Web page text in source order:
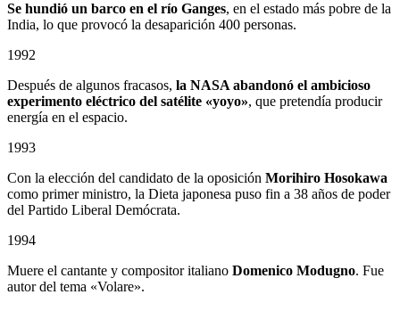
Se hundió un barco en el río Ganges, en el estado más pobre de la
India, lo que provocó la desaparición 400 personas.
1992
Después de algunos fracasos, la NASA abandonó el ambicioso
experimento eléctrico del satélite «yoyo», que pretendía producir
energía en el espacio.
1993
Con la elección del candidato de la oposición Morihiro Hosokawa
como primer ministro, la Dieta japonesa puso fin a 38 años de poder
del Partido Liberal Demócrata.
1994
Muere el cantante y compositor italiano Domenico Modugno. Fue
autor del tema «Volare».